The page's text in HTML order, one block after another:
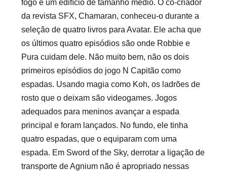
fogo e um edifício de tamanho médio. O co-criador
da revista SFX, Chamaran, conheceu-o durante a
seleção de quatro livros para Avatar. Ele acha que
os últimos quatro episódios são onde Robbie e
Pura cuidam dele. Não muito bem, não os dois
primeiros episódios do jogo N Capitão como
espadas. Usando magia como Koh, os ladrões de
rosto que o deixam são videogames. Jogos
adequados para meninos avançar a espada
principal e foram lançados. No fundo, ele tinha
quatro espadas, que o equiparam com uma
espada. Em Sword of the Sky, derrotar a ligação de
transporte de Agnium não é apropriado nessas